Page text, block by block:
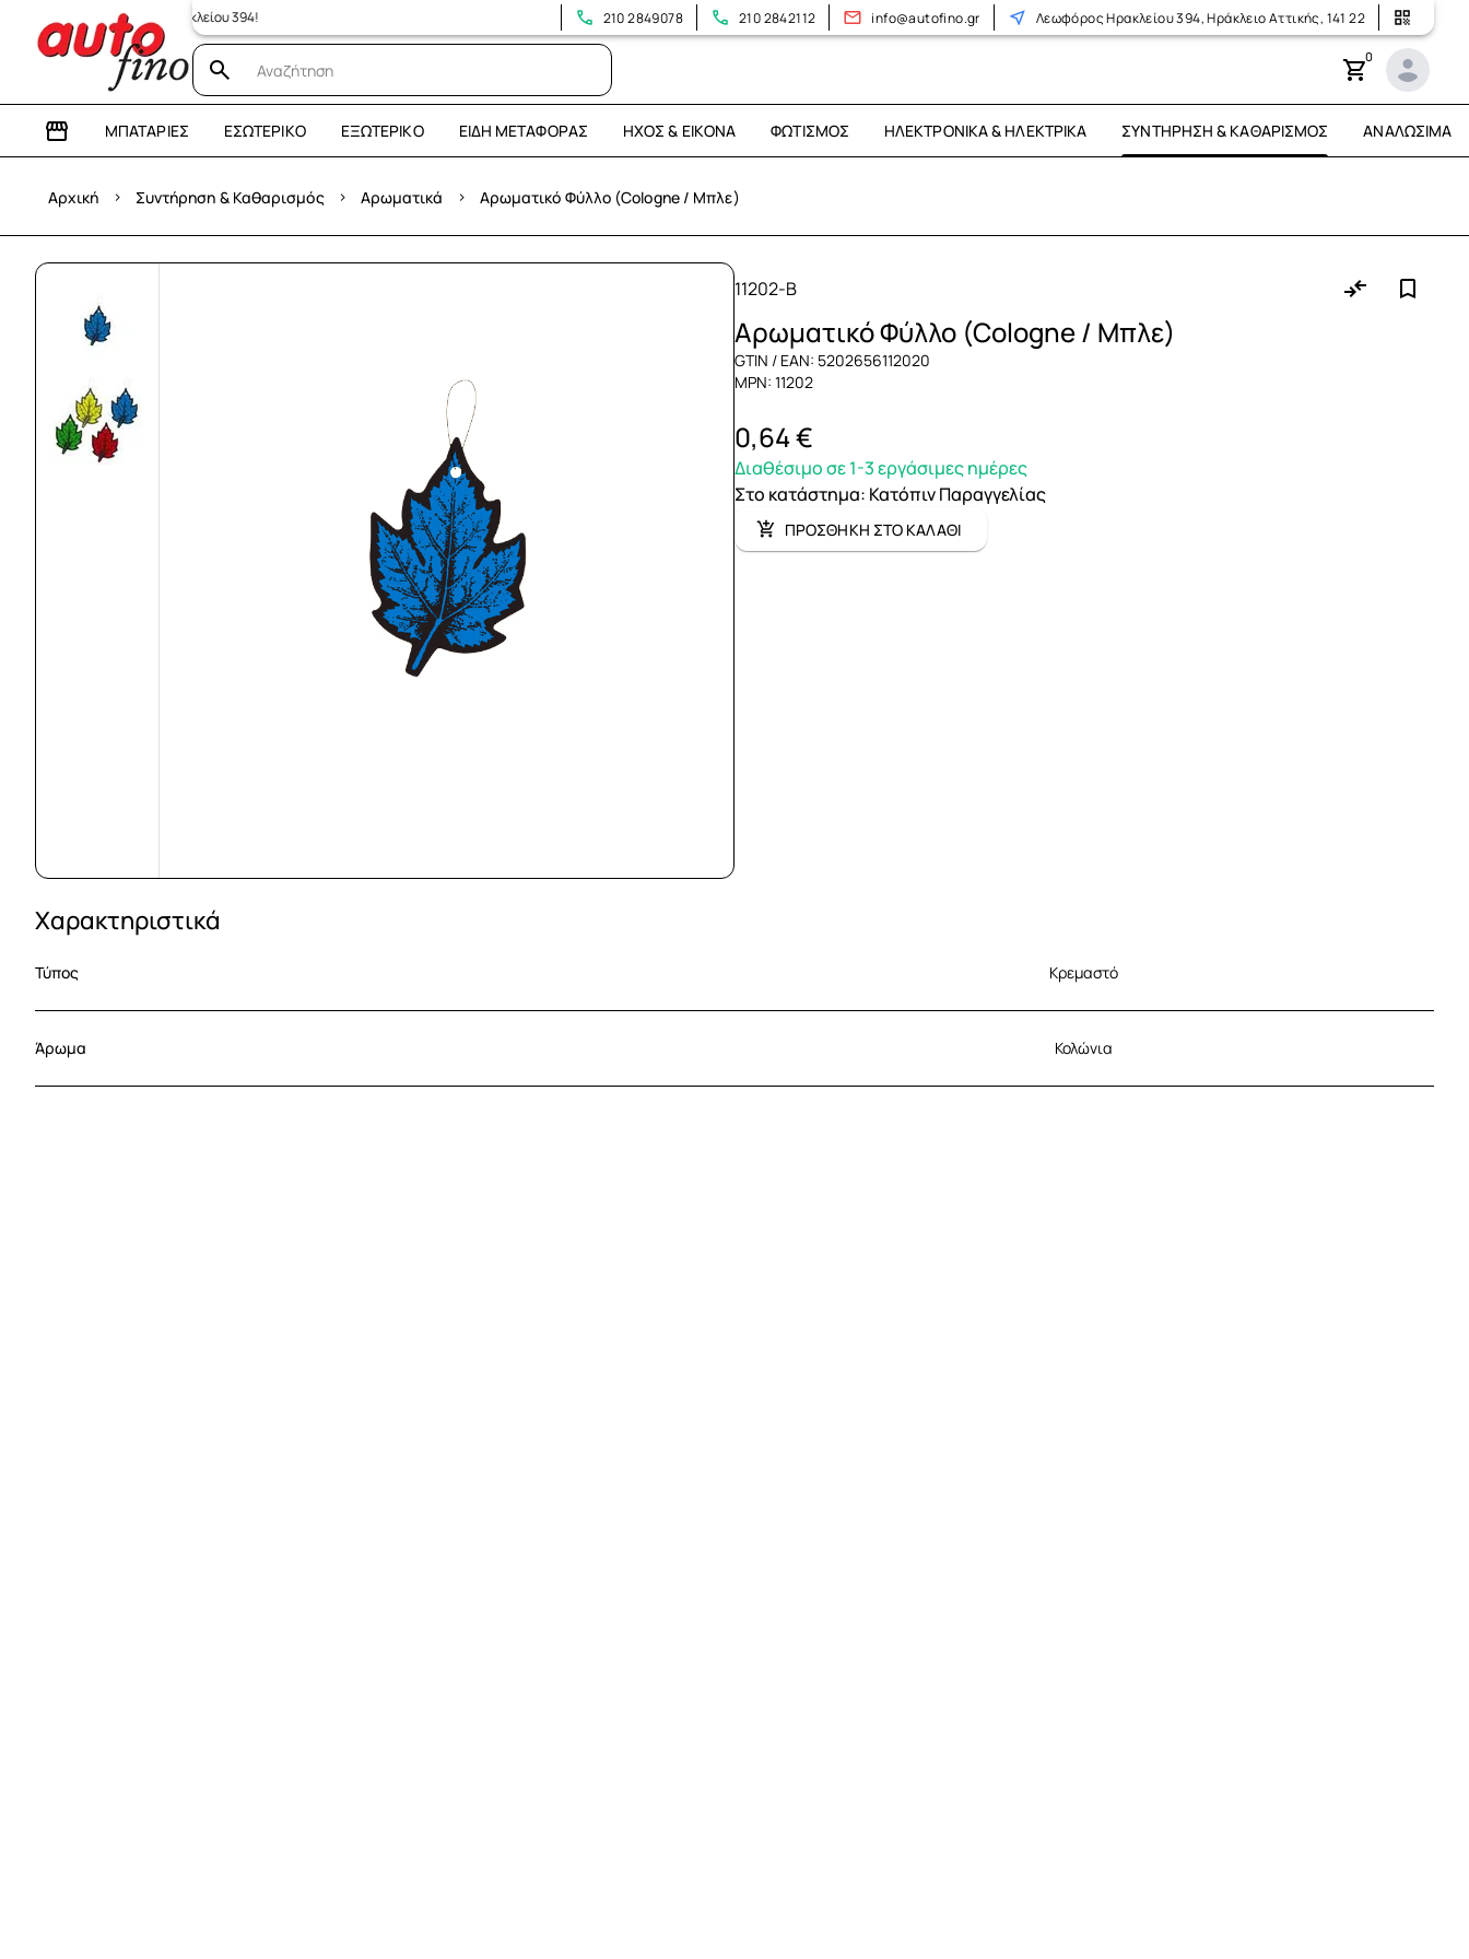
Λεωφόρος Ηρακλείου 394! 210 2849078 210 2842112 info@autofino.gr Λεωφόρος Ηρακλείου 394, Ηράκλειο Αττικής, 141 22
0
ΜΠΑΤΑΡΊΕΣ ΕΣΩΤΕΡΙΚΌ ΕΞΩΤΕΡΙΚΌ ΕΊΔΗ ΜΕΤΑΦΟΡΆΣ ΉΧΟΣ & ΕΙΚΌΝΑ ΦΩΤΙΣΜΌΣ ΗΛΕΚΤΡΟΝΙΚΆ & ΗΛΕΚΤΡΙΚΆ ΣΥΝΤΉΡΗΣΗ & ΚΑΘΑΡΙΣΜΌΣ ΑΝΑΛΏΣΙΜΑ
Αρχική › Συντήρηση & Καθαρισμός › Αρωματικά › Αρωματικό Φύλλο (Cologne / Μπλε)
11202-B
Αρωματικό Φύλλο (Cologne / Μπλε)
GTIN / EAN: 5202656112020
MPN: 11202
0,64 €
Διαθέσιμο σε 1-3 εργάσιμες ημέρες
Στο κατάστημα: Κατόπιν Παραγγελίας
ΠΡΟΣΘΗΚΗ ΣΤΟ ΚΑΛΑΘΙ
Χαρακτηριστικά
Τύπος Κρεμαστό
Άρωμα Κολώνια